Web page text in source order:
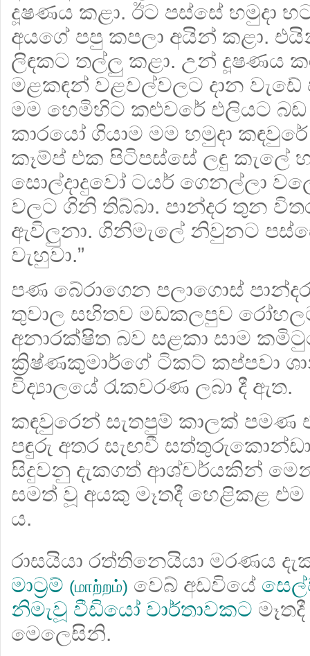
දූෂණය කළා. ඊට පස්සේ හමුදා
අයගේ පපු කපලා අයින් කළා.
ලිඳකට තල්ලු කළා. උන් දූෂණය
මළකඳන් වළවල්වලට දාන
මම හෙමිහිට කළුවරේ එලියට බඩ
කාරයෝ ගියාම මම හමුදා කඳවුරේ
කෑම්ප් එක පිටිපස්සේ ලඳු කැලේ
සොල්දාදුවෝ ටයර් ගෙනල්ලා
වලට ගිනි තිබ්බා. පාන්දර තුන
ඇවිලුනා. ගිනිමැලේ නිවුනට
වැහුවා.”
පණ බේරාගෙන පලාගොස්
තුවාල සහිතව මඩකලපුව
අනාරක්ෂිත බව සළකා සාම
ක්‍රිෂ්ණකුමාර්ගේ ටිකට් කප්පවා
විද්‍යාලයේ රැකවරණ ලබා දී ඇත.
කඳවුරෙන් සැතපුම් කාලක් පමණ
පඳුරු අතර සැඟවී
සිදුවනු දැකගත් ආශ්චර්යකින්
සමත් වූ අයකු මෑතදී හෙළිකළ
ය.
රාසයියා රත්තිනෙයියා මරණය
මාට්‍රම් (மாற்றம்) වෙබ් අඩවියේ
නිමැවූ වීඩියෝ වාර්තාවකට
මෙලෙසිනි.